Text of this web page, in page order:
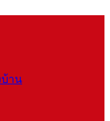
าน